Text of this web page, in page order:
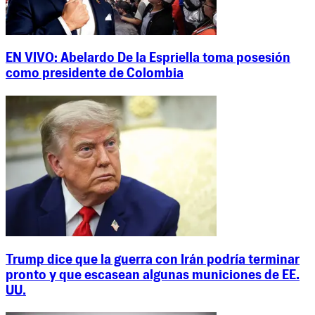
EN VIVO: Abelardo De la Espriella toma posesión
como presidente de Colombia
Trump dice que la guerra con Irán podría terminar
pronto y que escasean algunas municiones de EE.
UU.